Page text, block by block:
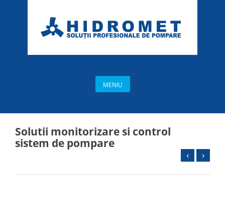
MENIU
Solutii monitorizare si control
sistem de pompare
‹ ›